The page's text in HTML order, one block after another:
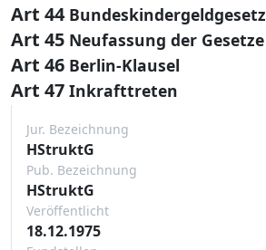
Art 44 Bundeskindergeldgesetz
Art 45 Neufassung der Gesetze
Art 46 Berlin-Klausel
Art 47 Inkrafttreten
Jur. Bezeichnung
HStruktG
Pub. Bezeichnung
HStruktG
Veröffentlicht
18.12.1975